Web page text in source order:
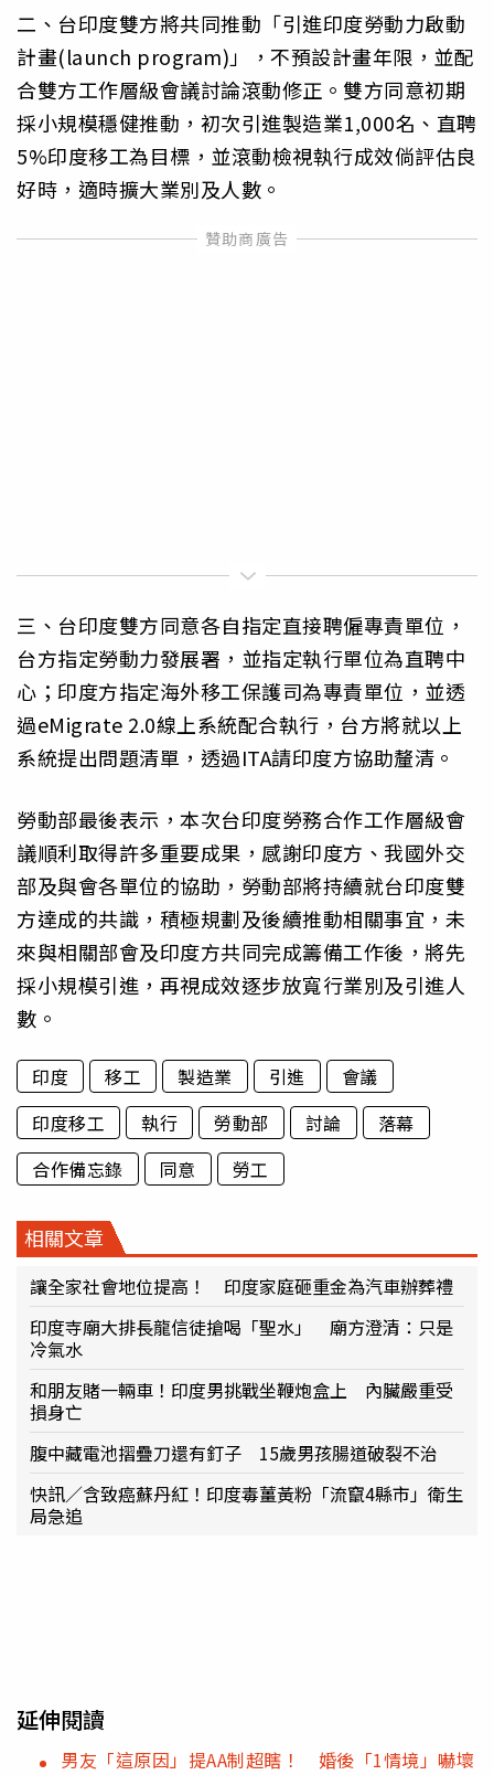
二、台印度雙方將共同推動「引進印度勞動力啟動
計畫(launch program)」，不預設計畫年限，並配
合雙方工作層級會議討論滾動修正。雙方同意初期
採小規模穩健推動，初次引進製造業1,000名、直聘
5%印度移工為目標，並滾動檢視執行成效倘評估良
好時，適時擴大業別及人數。
三、台印度雙方同意各自指定直接聘僱專責單位，
台方指定勞動力發展署，並指定執行單位為直聘中
心；印度方指定海外移工保護司為專責單位，並透
過eMigrate 2.0線上系統配合執行，台方將就以上
系統提出問題清單，透過ITA請印度方協助釐清。
勞動部最後表示，本次台印度勞務合作工作層級會
議順利取得許多重要成果，感謝印度方、我國外交
部及與會各單位的協助，勞動部將持續就台印度雙
方達成的共識，積極規劃及後續推動相關事宜，未
來與相關部會及印度方共同完成籌備工作後，將先
採小規模引進，再視成效逐步放寬行業別及引進人
數。
印度 移工 製造業 引進
會議
印度移工
執行 勞動部 討論
落幕
合作備忘錄
同意 勞工
相關文章
讓全家社會地位提高！ 印度家庭砸重金為汽車辦葬禮
印度寺廟大排長龍信徒搶喝「聖水」 廟方澄清：只是
冷氣水
和朋友賭一輛車！印度男挑戰坐鞭炮盒上 內臟嚴重受
損身亡
腹中藏電池摺疊刀還有釘子 15歲男孩腸道破裂不治
快訊／含致癌蘇丹紅！印度毒薑黃粉「流竄4縣市」衛生
局急追
延伸閱讀
男友「這原因」提AA制超瞎！ 婚後「1情境」嚇壞